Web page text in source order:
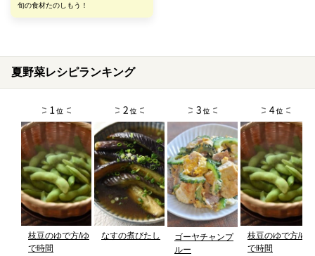
旬の食材たのしもう！
夏野菜レシピランキング
枝豆のゆで方/ゆ
で時間
なすの煮びたし
ゴーヤチャンプ
ルー
枝豆のゆで方/ゆ
で時間